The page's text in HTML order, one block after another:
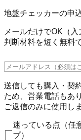
地盤チェッカーの申
メールだけでOK（
判断材料を短く無料
送信しても購入・契
ため、営業電話もあ
ご返信のみに使用し
迷っている点（任
プ）